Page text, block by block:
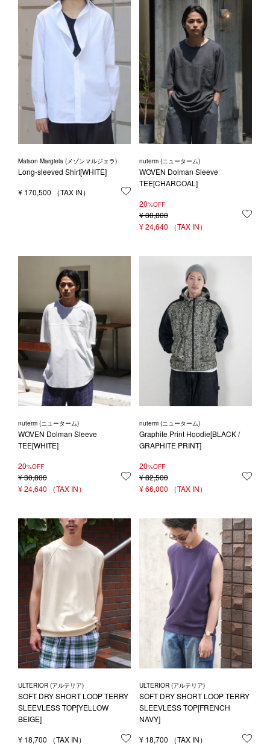
Maison Margiela (メゾンマルジェラ)
Long-sleeved Shirt[WHITE]
¥ 170,500
nuterm (ニューターム)
WOVEN Dolman Sleeve
TEE[CHARCOAL]
20%OFF
¥30,800
¥24,640
nuterm (ニューターム)
WOVEN Dolman Sleeve
TEE[WHITE]
20%OFF
¥30,800
¥24,640
お気に入りに登録する
nuterm (ニューターム)
Graphite Print Hoodie[BLACK /
GRAPHITE PRINT]
20%OFF
¥82,500
¥66,000
ULTERIOR (アルテリア)
SOFT DRY SHORT LOOP TERRY
SLEEVLESS TOP[YELLOW
BEIGE]
¥ 18,700 お気に入りに登録する
ULTERIOR (アルテリア)
SOFT DRY SHORT LOOP TERRY
SLEEVLESS TOP[FRENCH
NAVY]
¥ 18,700